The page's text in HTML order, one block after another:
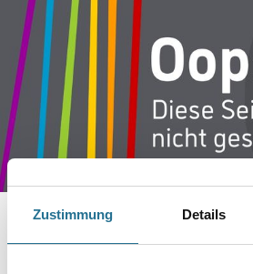
Zustimmung Details